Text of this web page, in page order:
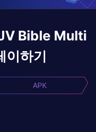
Bible Multi
이하기
APK